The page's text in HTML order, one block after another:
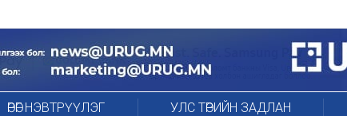
ӨРӨГ НЭВТРҮҮЛЭГ УЛС ТӨРИЙН ЗАДЛАН